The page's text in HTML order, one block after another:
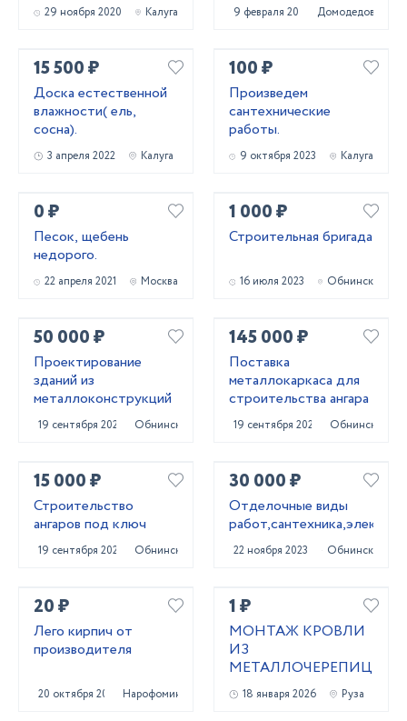
29 ноября 2020 Калуга 9 февраля 2021 Домодедово
15 500 ₽
Доска естественной
влажности( ель,
сосна).
3 апреля 2022 Калуга
100 ₽
Произведем
сантехнические
работы.
9 октября 2023 Калуга
0 ₽
Песок, щебень
недорого.
22 апреля 2021 Москва
1 000 ₽
Строительная бригада
16 июля 2023 Обнинск
50 000 ₽
Проектирование
зданий из
металлоконструкций
19 сентября 2024 Обнинск
145 000 ₽
Поставка
металлокаркаса для
строительства ангара
19 сентября 2024 Обнинск
15 000 ₽
Строительство
ангаров под ключ
19 сентября 2024 Обнинск
30 000 ₽
Отделочные виды
22 ноября 2023 Обнинск
20 ₽
Лего кирпич от
производителя
20 октября 2020 Нарофоминск
1 ₽
МОНТАЖ КРОВЛИ
ИЗ
МЕТАЛЛОЧЕРЕПИЦЫ
18 января 2026 Руза